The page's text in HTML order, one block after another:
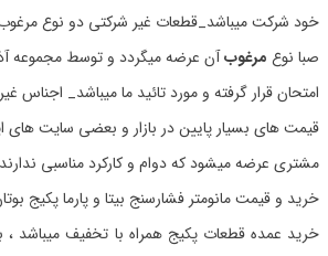
خود شرکت میباشد_قطعات غیر شرکتی دو نوع مرغوب
صبا نوع مرغوبآن عرضه میگردد و توسط مجموعه
امتحان قرار گرفته و مورد تائید ما میباشد_ اجناس
قیمت های بسیار پایین در بازار و بعضی سایت
مشتری عرضه میشود که دوام و کارکرد مناسبی
خرید و قیمت مانومتر فشارسنج بیتا و پارما پکیج
خرید عمده قطعات پکیج همراه با تخفیف میباشد ،